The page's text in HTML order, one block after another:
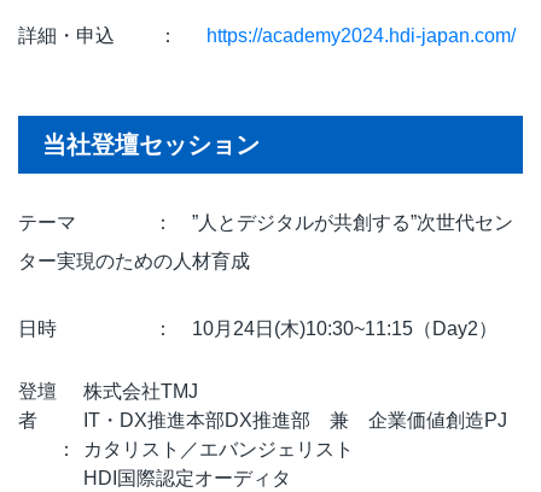
詳細・申込 ： https://academy2024.hdi-japan.com/
当社登壇セッション
テーマ ： ”人とデジタルが共創する”次世代セン
ター実現のための人材育成
日時 ： 10月24日(木)10:30~11:15（Day2）
登壇
者
：
株式会社TMJ
IT・DX推進本部DX推進部 兼 企業価値創造PJ
カタリスト／エバンジェリスト
HDI国際認定オーディタ